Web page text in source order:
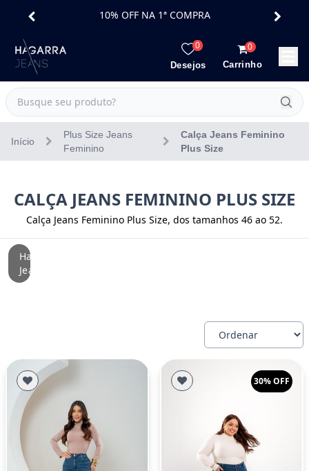
10% OFF NA 1ª COMPRA
0
Desejos
0
Carrinho
Início
Plus Size Jeans
Feminino
Calça Jeans Feminino
Plus Size
CALÇA JEANS FEMININO PLUS SIZE
Calça Jeans Feminino Plus Size, dos tamanhos 46 ao 52.
Hagarra
Jeans
30% OFF